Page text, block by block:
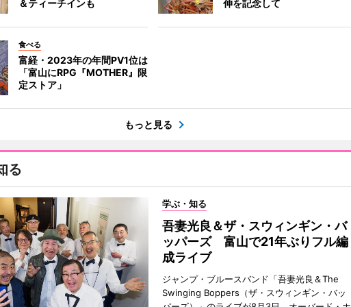
＆ティーチインも 伸を記念して
食べる
富経・2023年の年間PV1位は
「富山にRPG『MOTHER』限
定ストア」
もっと見る
る
学ぶ・知る
吾妻光良＆ザ・スウィンギン・バ
ッパーズ 富山で21年ぶりフル編
成ライブ
ジャンプ・ブルースバンド「吾妻光良＆The
Swinging Boppers（ザ・スウィンギン・バッ